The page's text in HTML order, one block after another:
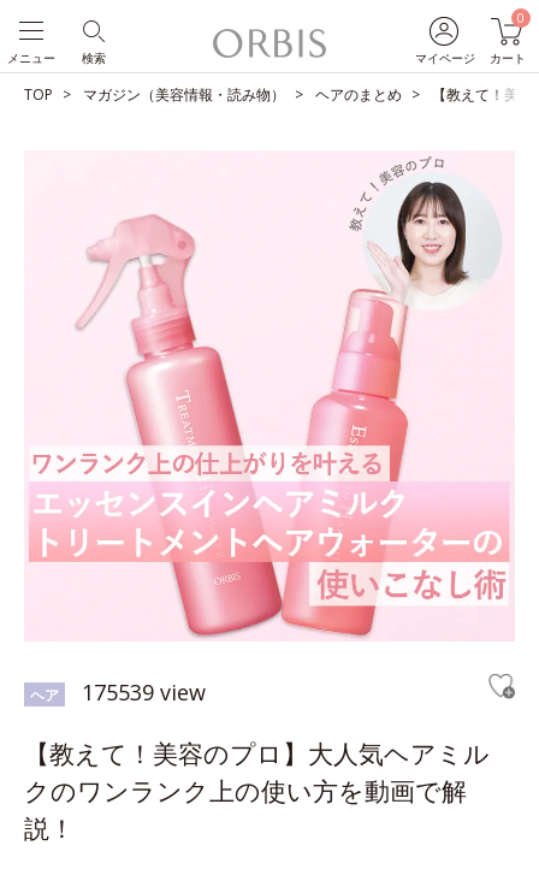
マイページ
0
カート
検索
メニュー
TOP マガジン（美容情報・読み物） ヘアのまとめ 【教えて！美
ヘア 175539 view
【教えて！美容のプロ】大人気ヘアミル
クのワンランク上の使い方を動画で解
説！